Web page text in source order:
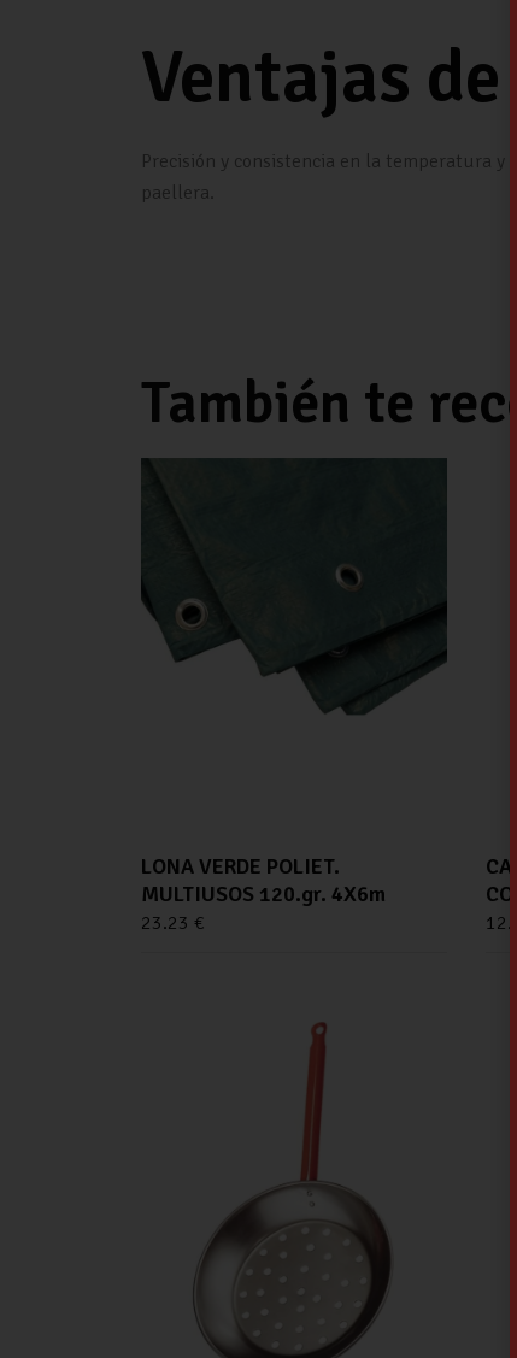
Ventajas de
Precisión y consistencia en la temperatura
paellera.
También te
LONA VERDE POLIET.
MULTIUSOS 120.gr. 4X6m
23.23 €